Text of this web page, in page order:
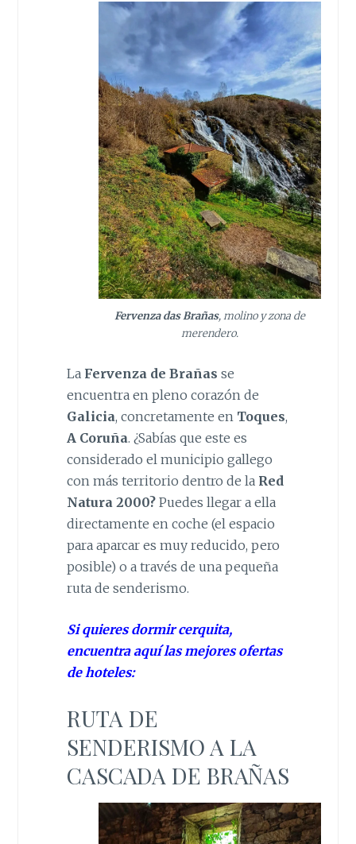
Fervenza das Brañas, molino y zona de
merendero.
La Fervenza de Brañas se
encuentra en pleno corazón de
Galicia, concretamente en Toques,
A Coruña. ¿Sabías que este es
considerado el municipio gallego
con más territorio dentro de la Red
Natura 2000? Puedes llegar a ella
directamente en coche (el espacio
para aparcar es muy reducido, pero
posible) o a través de una pequeña
ruta de senderismo.
Si quieres dormir cerquita,
encuentra aquí las mejores ofertas
de hoteles:
RUTA DE
SENDERISMO A LA
CASCADA DE BRAÑAS